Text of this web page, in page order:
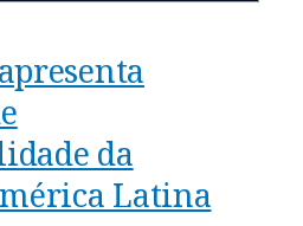
da
Latina